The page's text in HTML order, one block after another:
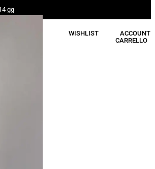
gg
WISHLIST
ACCOUNT
CARRELLO